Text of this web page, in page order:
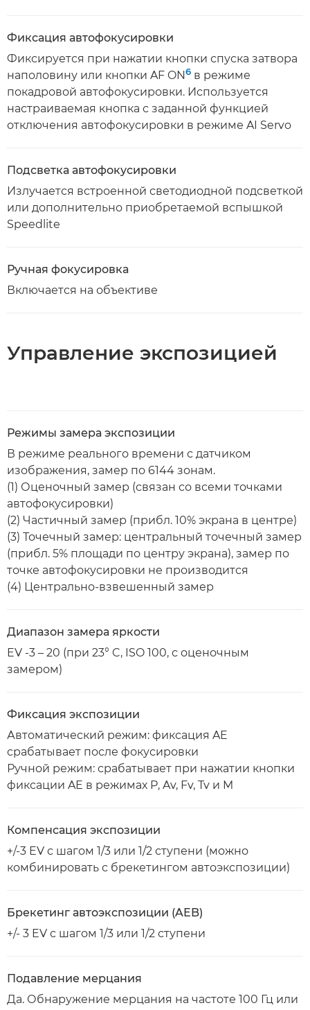
Фиксация автофокусировки
Фиксируется при нажатии кнопки спуска затвора
наполовину или кнопки AF ON6 в режиме
покадровой автофокусировки. Используется
настраиваемая кнопка с заданной функцией
отключения автофокусировки в режиме AI Servo
Подсветка автофокусировки
Излучается встроенной светодиодной подсветкой
или дополнительно приобретаемой вспышкой
Speedlite
Ручная фокусировка
Включается на объективе
Управление экспозицией
Режимы замера экспозиции
В режиме реального времени с датчиком
изображения, замер по 6144 зонам.
(1) Оценочный замер (связан со всеми точками
автофокусировки)
(2) Частичный замер (прибл. 10% экрана в центре)
(3) Точечный замер: центральный точечный замер
(прибл. 5% площади по центру экрана), замер по
точке автофокусировки не производится
(4) Центрально-взвешенный замер
Диапазон замера яркости
EV -3 – 20 (при 23° C, ISO 100, с оценочным
замером)
Фиксация экспозиции
Автоматический режим: фиксация AE
срабатывает после фокусировки
Ручной режим: срабатывает при нажатии кнопки
фиксации AE в режимах P, Av, Fv, Tv и M
Компенсация экспозиции
+/-3 EV с шагом 1/3 или 1/2 ступени (можно
комбинировать с брекетингом автоэкспозиции)
Брекетинг автоэкспозиции (AEB)
+/- 3 EV с шагом 1/3 или 1/2 ступени
Подавление мерцания
Да. Обнаружение мерцания на частоте 100 Гц или